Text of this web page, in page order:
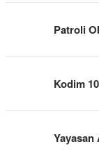
Patroli
Kodim